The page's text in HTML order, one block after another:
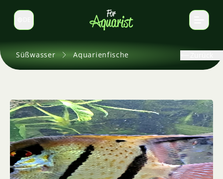
Sprache wechseln
Süßwasser Aquarienfische